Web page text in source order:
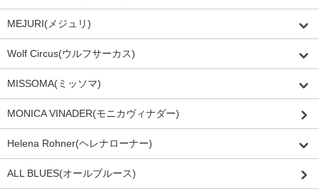
MEJURI(メジュリ)
Wolf Circus(ウルフサーカス)
MISSOMA(ミッソマ)
MONICA VINADER(モニカヴィナダー)
Helena Rohner(ヘレナローナー)
ALL BLUES(オールブルース)